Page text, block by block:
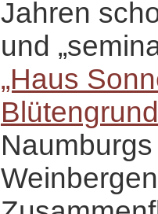
Jahren
und
„Haus
Blütengrund